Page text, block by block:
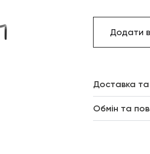
Додати
Доставка
Обмін та